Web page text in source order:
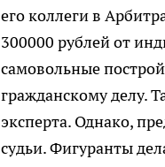
его коллеги в
300000 рублей от
самовольные
гражданскому делу.
эксперта. Однако,
судьи. Фигуранты